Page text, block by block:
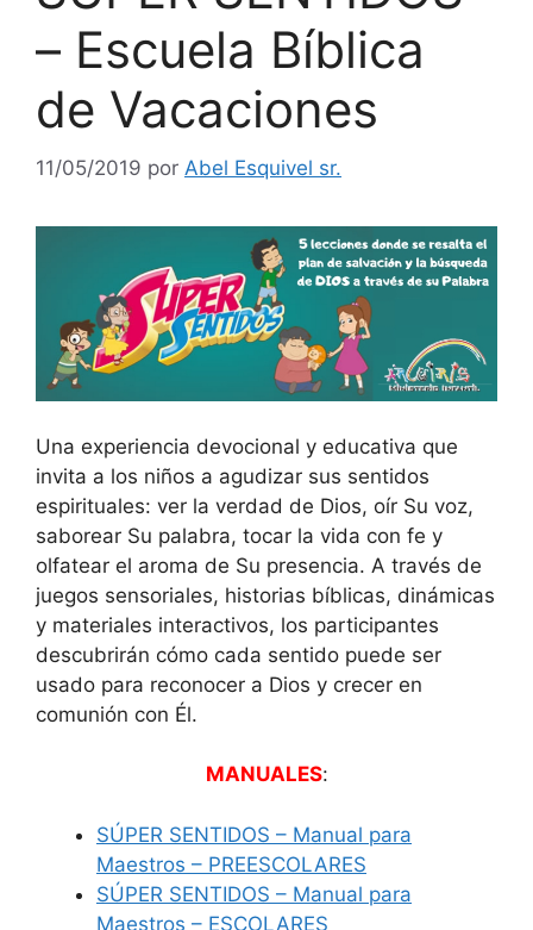
– Escuela Bíblica
de Vacaciones
11/05/2019 por Abel Esquivel sr.
Una experiencia devocional y educativa que
invita a los niños a agudizar sus sentidos
espirituales: ver la verdad de Dios, oír Su voz,
saborear Su palabra, tocar la vida con fe y
olfatear el aroma de Su presencia. A través de
juegos sensoriales, historias bíblicas, dinámicas
y materiales interactivos, los participantes
descubrirán cómo cada sentido puede ser
usado para reconocer a Dios y crecer en
comunión con Él.
MANUALES:
SÚPER SENTIDOS – Manual para
Maestros – PREESCOLARES
SÚPER SENTIDOS – Manual para
Maestros – ESCOLARES